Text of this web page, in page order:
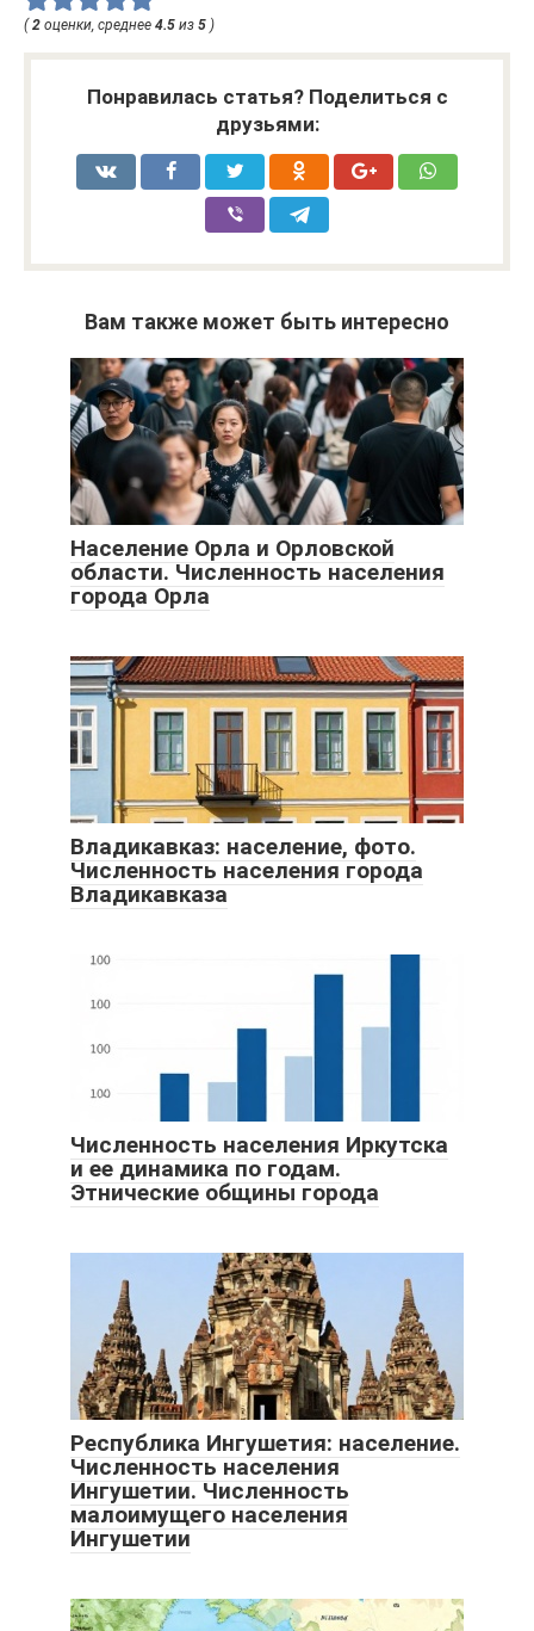
(2 оценки, среднее 4.5 из 5 )
Понравилась статья? Поделиться с
друзьями:
Вам также может быть интересно
Население Орла и Орловской
области. Численность населения
города Орла
Владикавказ: население, фото.
Численность населения города
Владикавказа
Численность населения Иркутска
и ее динамика по годам.
Этнические общины города
Республика Ингушетия: население.
Численность населения
Ингушетии. Численность
малоимущего населения
Ингушетии